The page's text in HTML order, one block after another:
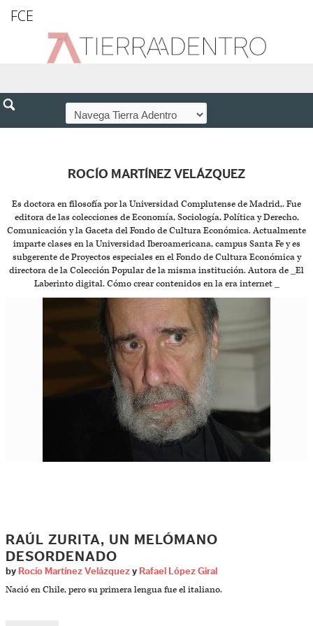
FCE
ROCÍO MARTÍNEZ VELÁZQUEZ
Es doctora en filosofía por la Universidad Complutense de Madrid,. Fue
editora de las colecciones de Economía, Sociología, Política y Derecho,
Comunicación y la Gaceta del Fondo de Cultura Económica. Actualmente
imparte clases en la Universidad Iberoamericana, campus Santa Fe y es
subgerente de Proyectos especiales en el Fondo de Cultura Económica y
directora de la Colección Popular de la misma institución. Autora de _El
Laberinto digital. Cómo crear contenidos en la era internet _
RAÚL ZURITA, UN MELÓMANO
DESORDENADO
by Rocío Martínez Velázquez y Rafael López Giral
Nació en Chile, pero su primera lengua fue el italiano.